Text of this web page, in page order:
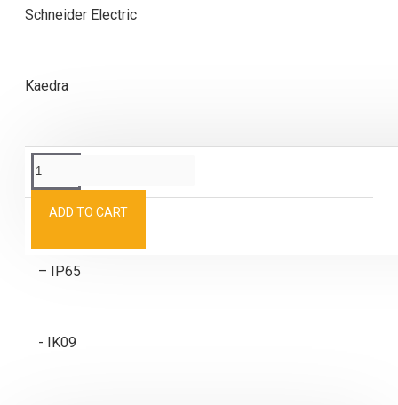
Schneider Electric
Kaedra
ADD TO CART
– IP65
- IK09